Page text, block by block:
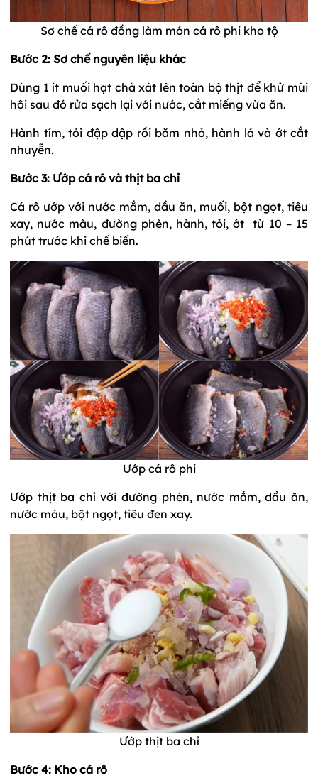
Sơ chế cá rô đồng làm món cá rô phi kho tộ
Bước 2: Sơ chế nguyên liệu khác
Dùng 1 ít muối hạt chà xát lên toàn bộ thịt để khử mùi
hôi sau đó rửa sạch lại với nước, cắt miếng vừa ăn.
Hành tím, tỏi đập dập rồi băm nhỏ, hành lá và ớt cắt
nhuyễn.
Bước 3: Ướp cá rô và thịt ba chỉ
Cá rô ướp với nước mắm, dầu ăn, muối, bột ngọt, tiêu
xay, nước màu, đường phèn, hành, tỏi, ớt từ 10 – 15
phút trước khi chế biến.
Ướp cá rô phi
Ướp thịt ba chỉ với đường phèn, nước mắm, dầu ăn,
nước màu, bột ngọt, tiêu đen xay.
Ướp thịt ba chỉ
Bước 4: Kho cá rô